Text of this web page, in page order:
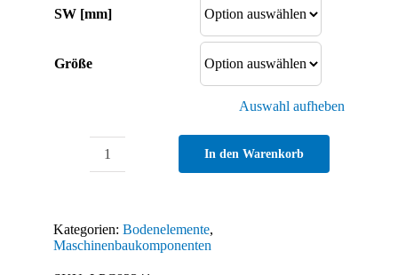
SW [mm]
Größe
Auswahl aufheben
Stellfüße
In den Warenkorb
Kategorien: Bodenelemente,
Maschinenbaukomponenten